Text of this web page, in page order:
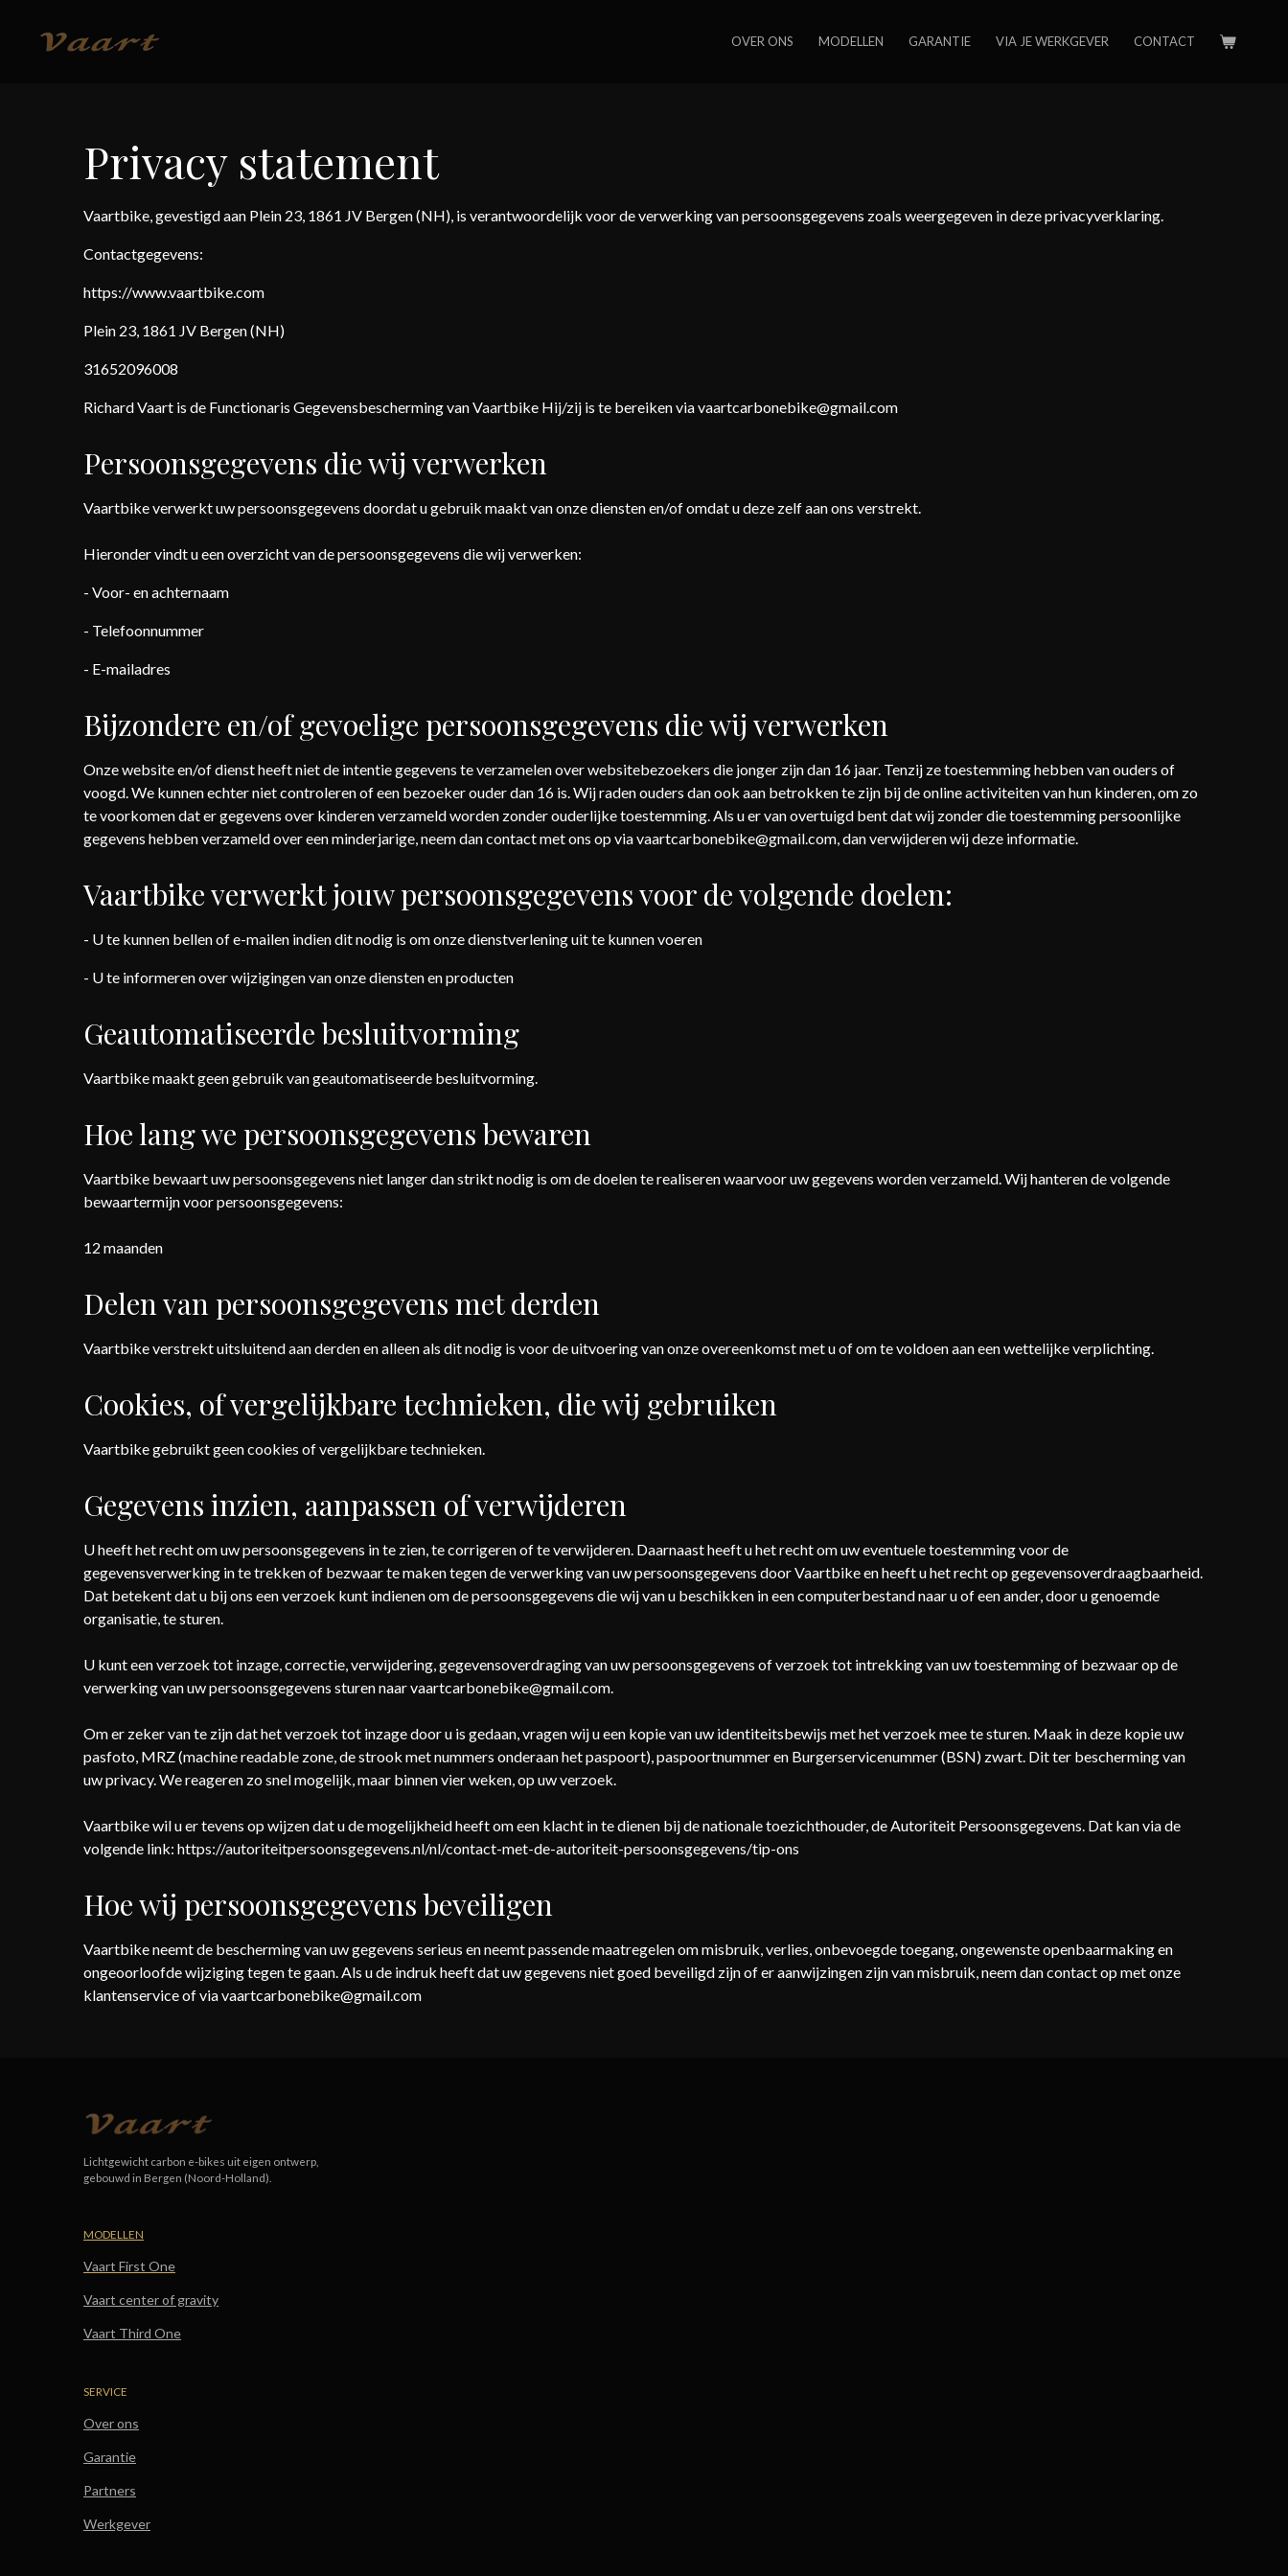
OVER ONS MODELLEN GARANTIE VIA JE WERKGEVER CONTACT
Privacy statement
Vaartbike, gevestigd aan Plein 23, 1861 JV Bergen (NH), is verantwoordelijk voor de verwerking van persoonsgegevens zoals weergegeven in deze privacyverklaring.
Contactgegevens:
https://www.vaartbike.com
Plein 23, 1861 JV Bergen (NH)
31652096008
Richard Vaart is de Functionaris Gegevensbescherming van Vaartbike Hij/zij is te bereiken via vaartcarbonebike@gmail.com
Persoonsgegevens die wij verwerken
Vaartbike verwerkt uw persoonsgegevens doordat u gebruik maakt van onze diensten en/of omdat u deze zelf aan ons verstrekt.
Hieronder vindt u een overzicht van de persoonsgegevens die wij verwerken:
- Voor- en achternaam
- Telefoonnummer
- E-mailadres
Bijzondere en/of gevoelige persoonsgegevens die wij verwerken
Onze website en/of dienst heeft niet de intentie gegevens te verzamelen over websitebezoekers die jonger zijn dan 16 jaar. Tenzij ze toestemming hebben van ouders of
voogd. We kunnen echter niet controleren of een bezoeker ouder dan 16 is. Wij raden ouders dan ook aan betrokken te zijn bij de online activiteiten van hun kinderen, om zo
te voorkomen dat er gegevens over kinderen verzameld worden zonder ouderlijke toestemming. Als u er van overtuigd bent dat wij zonder die toestemming persoonlijke
gegevens hebben verzameld over een minderjarige, neem dan contact met ons op via vaartcarbonebike@gmail.com, dan verwijderen wij deze informatie.
Vaartbike verwerkt jouw persoonsgegevens voor de volgende doelen:
- U te kunnen bellen of e-mailen indien dit nodig is om onze dienstverlening uit te kunnen voeren
- U te informeren over wijzigingen van onze diensten en producten
Geautomatiseerde besluitvorming
Vaartbike maakt geen gebruik van geautomatiseerde besluitvorming.
Hoe lang we persoonsgegevens bewaren
Vaartbike bewaart uw persoonsgegevens niet langer dan strikt nodig is om de doelen te realiseren waarvoor uw gegevens worden verzameld. Wij hanteren de volgende
bewaartermijn voor persoonsgegevens:
12 maanden
Delen van persoonsgegevens met derden
Vaartbike verstrekt uitsluitend aan derden en alleen als dit nodig is voor de uitvoering van onze overeenkomst met u of om te voldoen aan een wettelijke verplichting.
Cookies, of vergelijkbare technieken, die wij gebruiken
Vaartbike gebruikt geen cookies of vergelijkbare technieken.
Gegevens inzien, aanpassen of verwijderen
U heeft het recht om uw persoonsgegevens in te zien, te corrigeren of te verwijderen. Daarnaast heeft u het recht om uw eventuele toestemming voor de
gegevensverwerking in te trekken of bezwaar te maken tegen de verwerking van uw persoonsgegevens door Vaartbike en heeft u het recht op gegevensoverdraagbaarheid.
Dat betekent dat u bij ons een verzoek kunt indienen om de persoonsgegevens die wij van u beschikken in een computerbestand naar u of een ander, door u genoemde
organisatie, te sturen.
U kunt een verzoek tot inzage, correctie, verwijdering, gegevensoverdraging van uw persoonsgegevens of verzoek tot intrekking van uw toestemming of bezwaar op de
verwerking van uw persoonsgegevens sturen naar vaartcarbonebike@gmail.com.
Om er zeker van te zijn dat het verzoek tot inzage door u is gedaan, vragen wij u een kopie van uw identiteitsbewijs met het verzoek mee te sturen. Maak in deze kopie uw
pasfoto, MRZ (machine readable zone, de strook met nummers onderaan het paspoort), paspoortnummer en Burgerservicenummer (BSN) zwart. Dit ter bescherming van
uw privacy. We reageren zo snel mogelijk, maar binnen vier weken, op uw verzoek.
Vaartbike wil u er tevens op wijzen dat u de mogelijkheid heeft om een klacht in te dienen bij de nationale toezichthouder, de Autoriteit Persoonsgegevens. Dat kan via de
volgende link: https://autoriteitpersoonsgegevens.nl/nl/contact-met-de-autoriteit-persoonsgegevens/tip-ons
Hoe wij persoonsgegevens beveiligen
Vaartbike neemt de bescherming van uw gegevens serieus en neemt passende maatregelen om misbruik, verlies, onbevoegde toegang, ongewenste openbaarmaking en
ongeoorloofde wijziging tegen te gaan. Als u de indruk heeft dat uw gegevens niet goed beveiligd zijn of er aanwijzingen zijn van misbruik, neem dan contact op met onze
klantenservice of via vaartcarbonebike@gmail.com
Lichtgewicht carbon e-bikes uit eigen ontwerp,
gebouwd in Bergen (Noord-Holland).
MODELLEN
Vaart First One
Vaart center of gravity
Vaart Third One
SERVICE
Over ons
Garantie
Partners
Werkgever